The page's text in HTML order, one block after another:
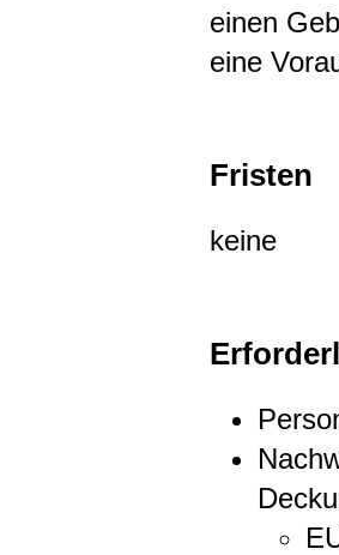
einen
eine
Fristen
keine